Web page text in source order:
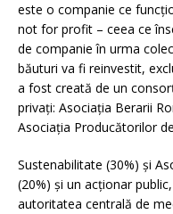
este o companie ce
not for profit – ceea ce
de companie în urma
băuturi va fi reinvestit,
a fost creată de un
privați: Asociația Berarii
Asociația Producătorilor
Sustenabilitate (30%) și
(20%) și un acționar
autoritatea centrală de